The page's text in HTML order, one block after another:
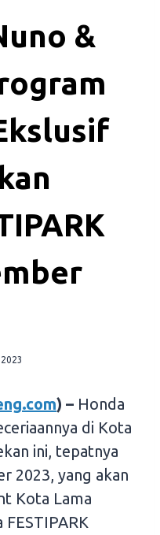
&
) – Honda
di Kota
ini, tepatnya
2023, yang akan
Kota Lama